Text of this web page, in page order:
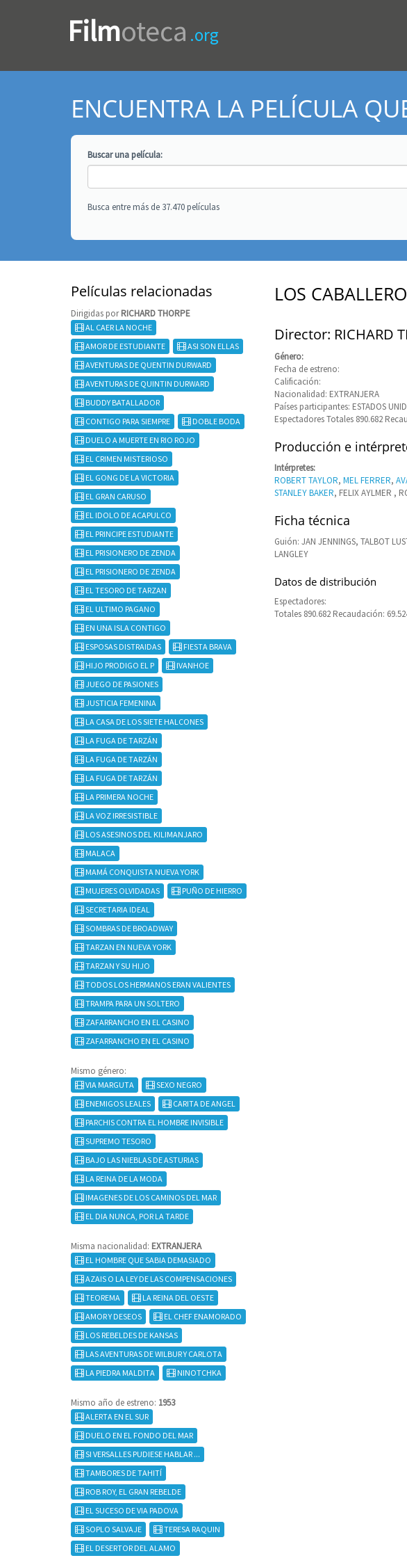
Filmoteca .org
ENCUENTRA LA PELÍCULA
Buscar unapelícula:
Busca entre más de 37.470 películas
Películas relacionadas
Dirigidas porRICHARD THORPE
AL CAER LA NOCHE
AMOR DE ESTUDIANTE
ASI SON ELLAS
AVENTURAS DE QUENTIN DURWARD
AVENTURAS DE QUINTIN DURWARD
BUDDY BATALLADOR
CONTIGO PARA SIEMPRE
DOBLE BODA
DUELO A MUERTE EN RIO ROJO
EL CRIMEN MISTERIOSO
EL GONG DE LA VICTORIA
EL GRAN CARUSO
EL IDOLO DE ACAPULCO
EL PRINCIPE ESTUDIANTE
EL PRISIONERO DE ZENDA
EL PRISIONERO DE ZENDA
EL TESORO DE TARZAN
EL ULTIMO PAGANO
EN UNA ISLA CONTIGO
ESPOSAS DISTRAIDAS
FIESTA BRAVA
HIJO PRODIGO EL P
IVANHOE
JUEGO DE PASIONES
JUSTICIA FEMENINA
LA CASA DE LOS SIETE HALCONES
LA FUGA DE TARZÁN
LA FUGA DE TARZÁN
LA FUGA DE TARZÁN
LA PRIMERA NOCHE
LA VOZ IRRESISTIBLE
LOS ASESINOS DEL KILIMANJARO
MALACA
MAMÁ CONQUISTA NUEVA YORK
MUJERES OLVIDADAS
PUÑO DE HIERRO
SECRETARIA IDEAL
SOMBRAS DE BROADWAY
TARZAN EN NUEVA YORK
TARZAN Y SU HIJO
TODOS LOS HERMANOS ERAN VALIENTES
TRAMPA PARA UN SOLTERO
ZAFARRANCHO EN EL CASINO
ZAFARRANCHO EN EL CASINO
Mismo género:
VIA MARGUTA
SEXO NEGRO
ENEMIGOS LEALES
CARITA DE ANGEL
PARCHIS CONTRA EL HOMBRE INVISIBLE
SUPREMO TESORO
BAJO LAS NIEBLAS DE ASTURIAS
LA REINA DE LA MODA
IMAGENES DE LOS CAMINOS DEL MAR
EL DIA NUNCA, POR LA TARDE
Misma nacionalidad: EXTRANJERA
EL HOMBRE QUE SABIA DEMASIADO
AZAIS O LA LEY DE LAS COMPENSACIONES
TEOREMA
LA REINA DEL OESTE
AMOR Y DESEOS
EL CHEF ENAMORADO
LOS REBELDES DE KANSAS
LAS AVENTURAS DE WILBUR Y CARLOTA
LA PIEDRA MALDITA
NINOTCHKA
Mismo año de estreno: 1953
ALERTA EN EL SUR
DUELO EN EL FONDO DEL MAR
SI VERSALLES PUDIESE HABLAR ...
TAMBORES DE TAHITÍ
ROB ROY, EL GRAN REBELDE
EL SUCESO DE VIA PADOVA
SOPLO SALVAJE
TERESA RAQUIN
EL DESERTOR DEL ALAMO
LOS
Director: RICHARD
Género:
Fecha de estreno:
Calificación:
Nacionalidad: EXTRANJERA
Países participantes: ESTADOS
Espectadores Totales 890.682
Producción e
Intérpretes:
ROBERT TAYLOR, MEL FERRER,
STANLEY BAKER, FELIX AYLMER ,
Ficha técnica
Guión: JAN JENNINGS, TALBOT
LANGLEY
Datos de distribución
Espectadores:
Totales 890.682 Recaudación: